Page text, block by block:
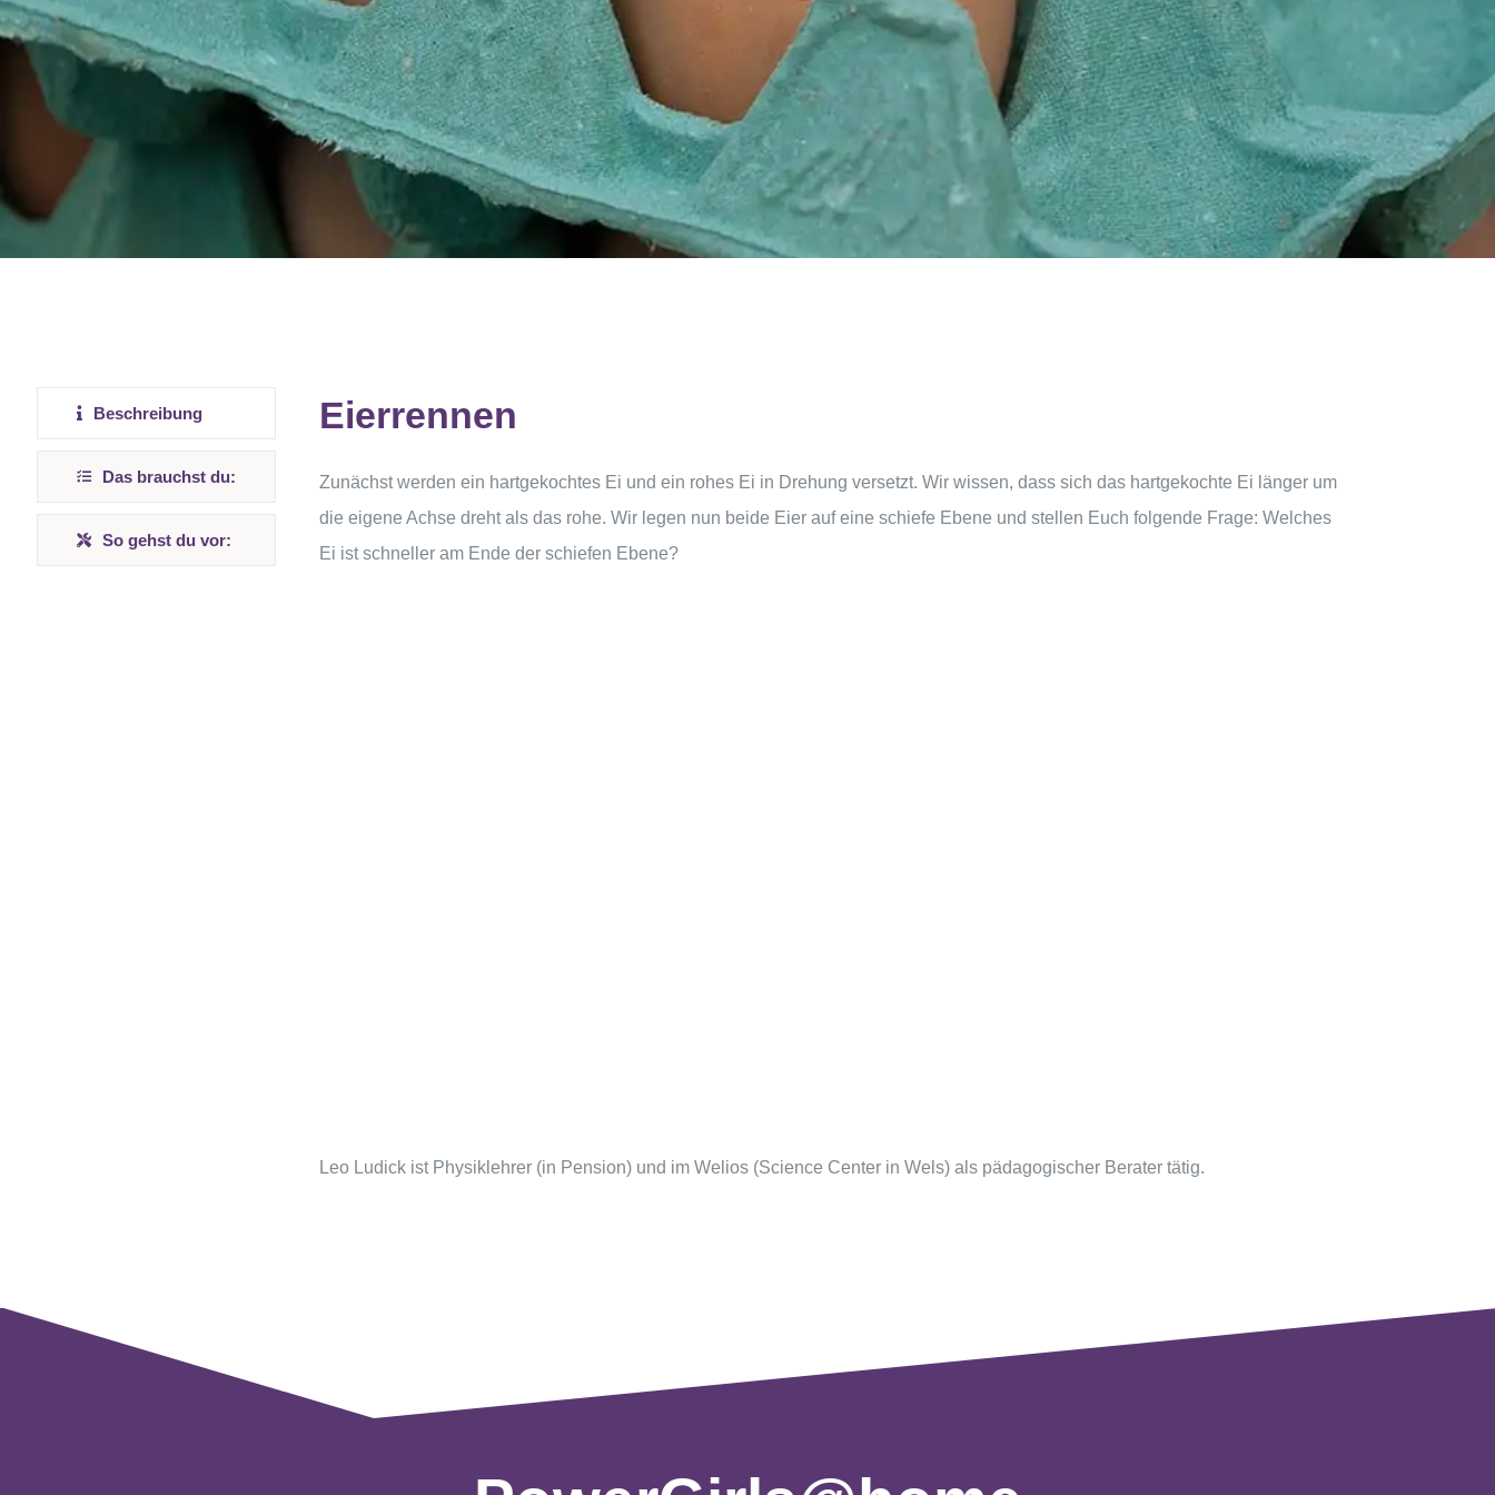
Beschreibung
Das brauchst du:
So gehst du vor:
Eierrennen
Zunächst werden ein hartgekochtes Ei und ein rohes Ei in Drehung versetzt. Wir wissen, dass sich das hartgekochte Ei länger um
die eigene Achse dreht als das rohe. Wir legen nun beide Eier auf eine schiefe Ebene und stellen Euch folgende Frage: Welches
Ei ist schneller am Ende der schiefen Ebene?
Leo Ludick ist Physiklehrer (in Pension) und im Welios (Science Center in Wels) als pädagogischer Berater tätig.